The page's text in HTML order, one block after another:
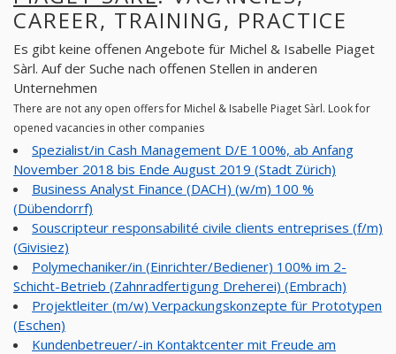
CAREER, TRAINING, PRACTICE
Es gibt keine offenen Angebote für Michel & Isabelle Piaget
Sàrl. Auf der Suche nach offenen Stellen in anderen
Unternehmen
There are not any open offers for Michel & Isabelle Piaget Sàrl. Look for
opened vacancies in other companies
Spezialist/in Cash Management D/E 100%, ab Anfang
November 2018 bis Ende August 2019 (Stadt Zürich)
Business Analyst Finance (DACH) (w/m) 100 %
(Dübendorrf)
Souscripteur responsabilité civile clients entreprises (f/m)
(Givisiez)
Polymechaniker/in (Einrichter/Bediener) 100% im 2-
Schicht-Betrieb (Zahnradfertigung Dreherei) (Embrach)
Projektleiter (m/w) Verpackungskonzepte für Prototypen
(Eschen)
Kundenbetreuer/-in Kontaktcenter mit Freude am